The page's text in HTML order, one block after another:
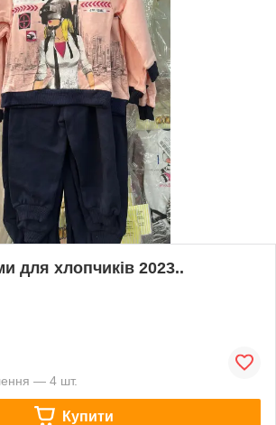
для хлопчиків 2023..
— 4 шт.
Купити